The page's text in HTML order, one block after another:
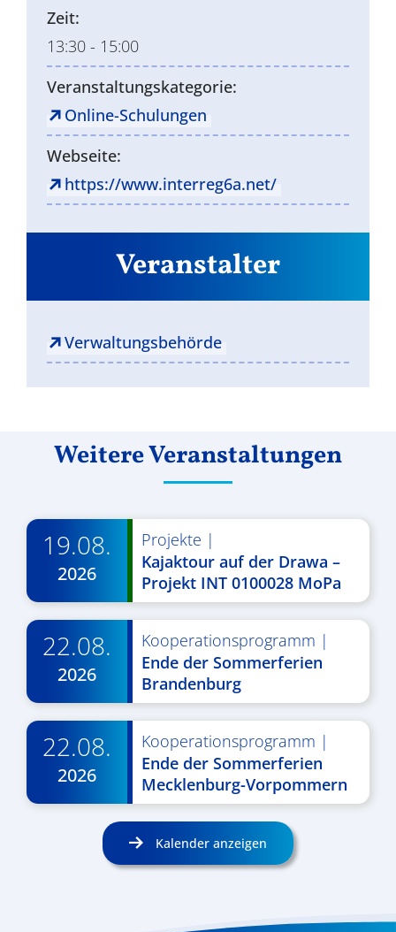
Zeit:
13:30 - 15:00
Veranstaltungskategorie:
Online-Schulungen
Webseite:
https://www.interreg6a.net/
Veranstalter
Verwaltungsbehörde
Weitere Veranstaltungen
19.08.
2026
Projekte |
Kajaktour auf der Drawa –
Projekt INT 0100028 MoPa
22.08.
2026
Kooperationsprogramm |
Ende der Sommerferien
Brandenburg
22.08.
2026
Kooperationsprogramm |
Ende der Sommerferien
Mecklenburg-Vorpommern
Kalender anzeigen